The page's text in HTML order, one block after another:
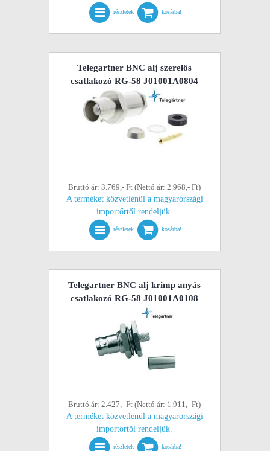
részletek kosárba!
Telegartner BNC alj szerelős
csatlakozó RG-58 J01001A0804
Bruttó ár: 3.769,- Ft (Nettó ár: 2.968,- Ft)
A terméket közvetlenül a magyarországi
importőrtől rendeljük.
részletek kosárba!
Telegartner BNC alj krimp anyás
csatlakozó RG-58 J01001A0108
Bruttó ár: 2.427,- Ft (Nettó ár: 1.911,- Ft)
A terméket közvetlenül a magyarországi
importőrtől rendeljük.
részletek kosárba!